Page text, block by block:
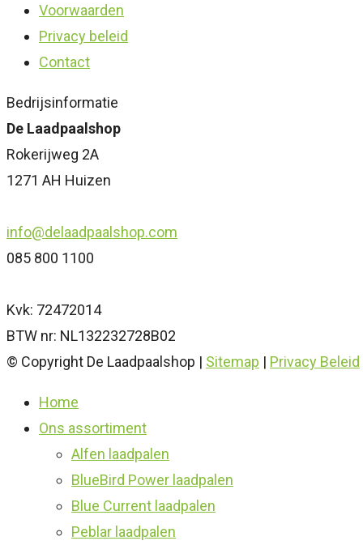
Voorwaarden
Privacy beleid
Contact
Bedrijsinformatie
De Laadpaalshop
Rokerijweg 2A
1271 AH Huizen
info@delaadpaalshop.com
085 800 1100
Kvk: 72472014
BTW nr: NL132232728B02
© Copyright De Laadpaalshop | Sitemap | Privacy Beleid
Home
Ons assortiment
Alfen laadpalen
BlueBird Power laadpalen
Blue Current laadpalen
Peblar laadpalen